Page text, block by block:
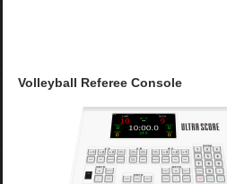
Volleyball Referee Console